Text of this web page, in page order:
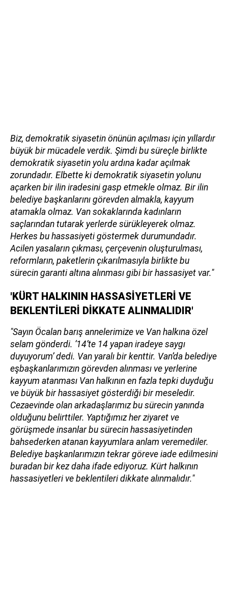
Biz, demokratik siyasetin önünün açılması için yıllardır
büyük bir mücadele verdik. Şimdi bu süreçle birlikte
demokratik siyasetin yolu ardına kadar açılmak
zorundadır. Elbette ki demokratik siyasetin yolunu
açarken bir ilin iradesini gasp etmekle olmaz. Bir ilin
belediye başkanlarını görevden almakla, kayyum
atamakla olmaz. Van sokaklarında kadınların
saçlarından tutarak yerlerde sürükleyerek olmaz.
Herkes bu hassasiyeti göstermek durumundadır.
Acilen yasaların çıkması, çerçevenin oluşturulması,
reformların, paketlerin çıkarılmasıyla birlikte bu
sürecin garanti altına alınması gibi bir hassasiyet var."
'KÜRT HALKININ HASSASİYETLERİ VE
BEKLENTİLERİ DİKKATE ALINMALIDIR'
"Sayın Öcalan barış annelerimize ve Van halkına özel
selam gönderdi. ‘14’te 14 yapan iradeye saygı
duyuyorum’ dedi. Van yaralı bir kenttir. Van’da belediye
eşbaşkanlarımızın görevden alınması ve yerlerine
kayyum atanması Van halkının en fazla tepki duyduğu
ve büyük bir hassasiyet gösterdiği bir meseledir.
Cezaevinde olan arkadaşlarımız bu sürecin yanında
olduğunu belirttiler. Yaptığımız her ziyaret ve
görüşmede insanlar bu sürecin hassasiyetinden
bahsederken atanan kayyumlara anlam veremediler.
Belediye başkanlarımızın tekrar göreve iade edilmesini
buradan bir kez daha ifade ediyoruz. Kürt halkının
hassasiyetleri ve beklentileri dikkate alınmalıdır."